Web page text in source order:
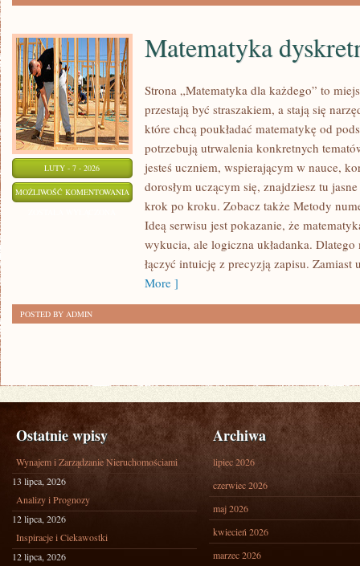
LUTY - 7 - 2026
MOŻLIWOŚĆ KOMENTOWANIA MATEMATYKA
DYSKRETNA
Matematyka
Strona „Matematyka dla każdego” to
przestają być straszakiem, a stają się
które chcą poukładać matematykę od
potrzebują utrwalenia konkretnych
jesteś uczniem, wspierającym w nauce,
dorosłym uczącym się, znajdziesz tu
krok po kroku. Zobacz także Metody
Ideą serwisu jest pokazanie, że
wykucia, ale logiczna układanka. Dlatego
łączyć intuicję z precyzją zapisu. Zamiast
More ]
POSTED BY ADMIN
Ostatnie wpisy
Wynajem i Zarządzanie Nieruchomościami
13 lipca, 2026
Analizy i Prognozy
12 lipca, 2026
Inspiracje i Ciekawostki
12 lipca, 2026
Archiwa
lipiec 2026
czerwiec 2026
maj 2026
kwiecień 2026
marzec 2026